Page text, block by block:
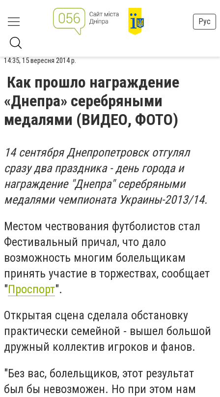
Рус
14:35, 15 вересня 2014 р.
Как прошло награждение
«Днепра» серебряными
медалями (ВИДЕО, ФОТО)
14 сентября Днепропетровск отгулял
сразу два праздника - день города и
награждение "Днепра" серебряными
медалями чемпионата Украины-2013/14.
Местом чествования футболистов стал
Фестивальный причал, что дало
возможность многим болельщикам
принять участие в торжествах, сообщает
"Проспорт".
Открытая сцена сделала обстановку
практически семейной - вышел большой
дружный коллектив игроков и фанов.
"Без вас, болельщиков, этот результат
был бы невозможен. Но при этом нам